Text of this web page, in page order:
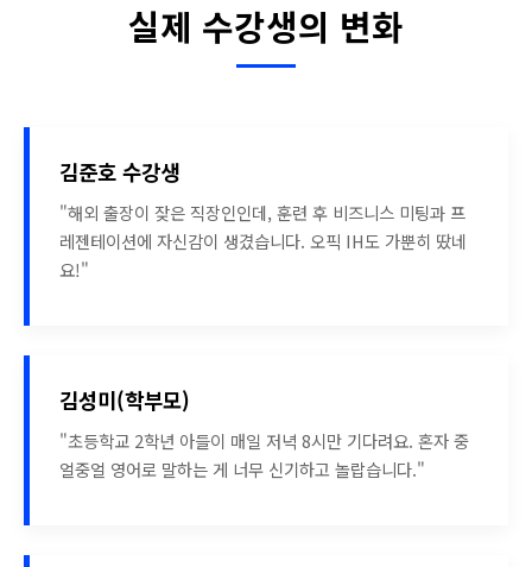
실제 수강생의 변화
김준호 수강생
"해외 출장이 잦은 직장인인데, 훈련 후 비즈니스 미팅과 프
레젠테이션에 자신감이 생겼습니다. 오픽 IH도 가뿐히 땄네
요!"
김성미(학부모)
"초등학교 2학년 아들이 매일 저녁 8시만 기다려요. 혼자 중
얼중얼 영어로 말하는 게 너무 신기하고 놀랍습니다."